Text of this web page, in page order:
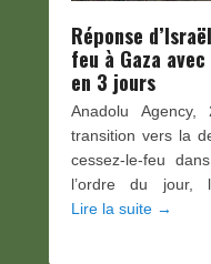
Réponse
feu à Gaza
en 3 jours
Anadolu
transition vers la
cessez-le-feu
l’ordre du jour,
Lire la suite →